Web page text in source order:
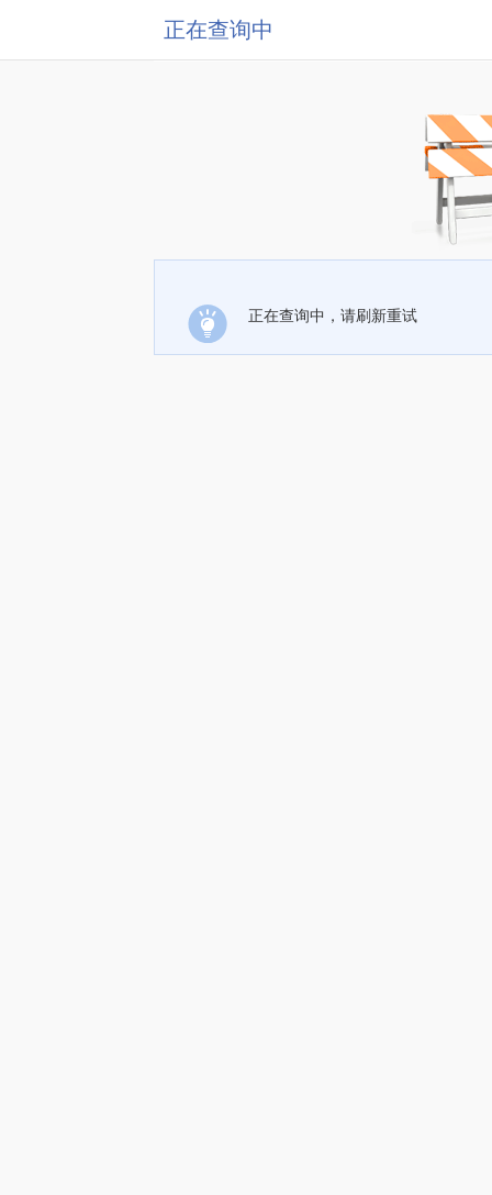
正在查询中
正在查询中，请刷新重试